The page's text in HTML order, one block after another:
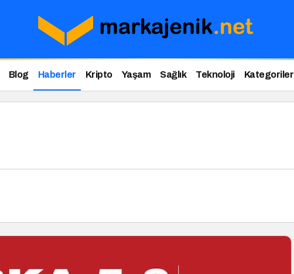
Blog Haberler Kripto Yaşam Sağlık Teknoloji Kategoriler